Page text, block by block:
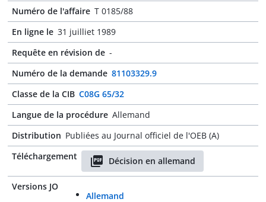
Numéro de l'affaire T 0185/88
En ligne le 31 juilliet 1989
Requête en révision de -
Numéro de la demande 81103329.9
Classe de la CIB C08G 65/32
Langue de la procédure Allemand
Distribution Publiées au Journal officiel de l'OEB (A)
Téléchargement
Décision en allemand
Versions JO
Allemand